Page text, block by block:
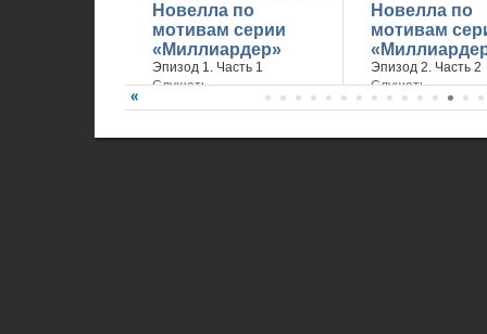
Новелла по
мотивам серии
«Миллиардер»
Эпизод 1. Часть 1
Слушать
Новелла по
мотивам
Эпизод 2. Часть 2
Слушать